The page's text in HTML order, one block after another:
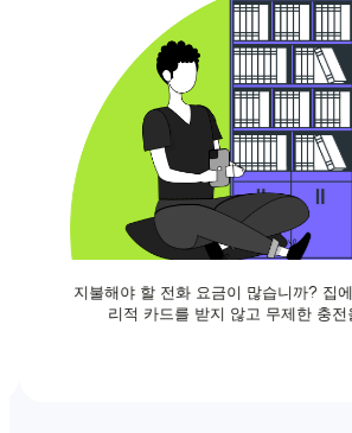
지불해야 할 전화 요금이 많습니까? 집에 있으
리적 카드를 받지 않고 무제한 충전을 완료